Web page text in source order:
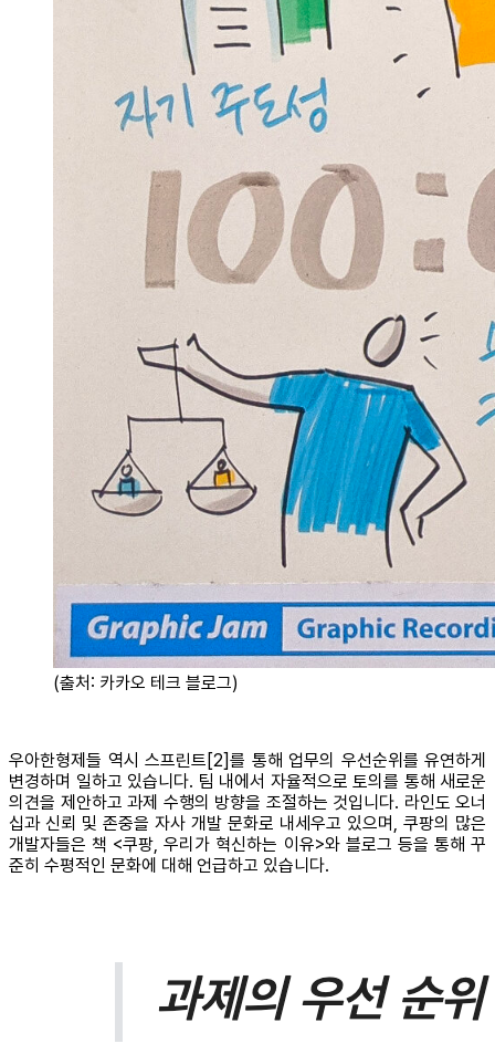
(출처: 카카오 테크 블로그)
우아한형제들 역시 스프린트[2]를 통해 업무의 우선순위를 유연하게
변경하며 일하고 있습니다. 팀 내에서 자율적으로 토의를 통해 새로운
의견을 제안하고 과제 수행의 방향을 조절하는 것입니다. 라인도 오너
십과 신뢰 및 존중을 자사 개발 문화로 내세우고 있으며, 쿠팡의 많은
개발자들은 책 <쿠팡, 우리가 혁신하는 이유>와 블로그 등을 통해 꾸
준히 수평적인 문화에 대해 언급하고 있습니다.